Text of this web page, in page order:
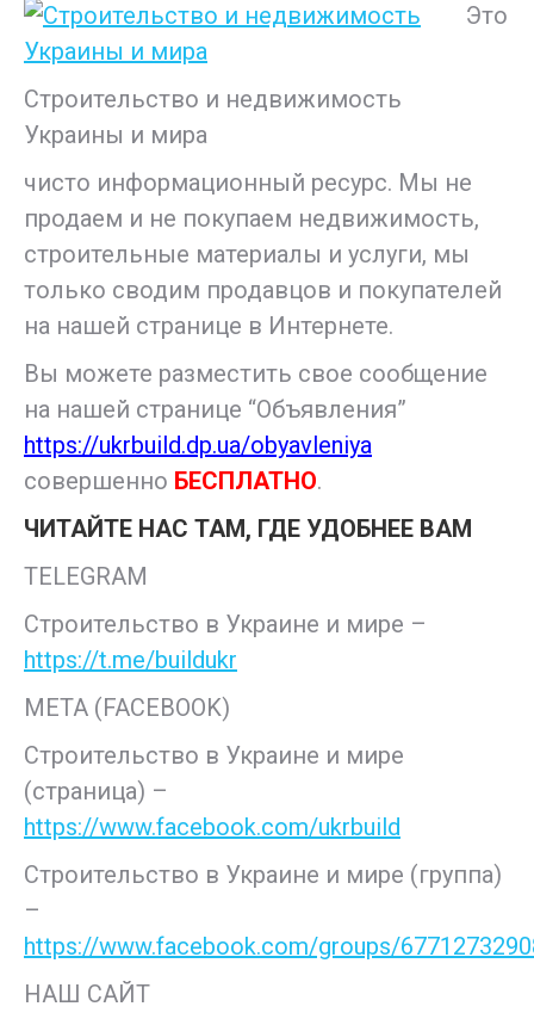
Строительство и недвижимость
Украины и мира
Это
чисто информационный ресурс. Мы не
продаем и не покупаем недвижимость,
строительные материалы и услуги, мы
только сводим продавцов и покупателей
на нашей странице в Интернете.
Вы можете разместить свое сообщение
на нашей странице “Объявления”
https://ukrbuild.dp.ua/obyavleniya
совершенно БЕСПЛАТНО.
ЧИТАЙТЕ НАС ТАМ, ГДЕ УДОБНЕЕ ВАМ
TELEGRAM
Строительство в Украине и мире –
https://t.me/buildukr
META (FACEBOOK)
Строительство в Украине и мире
(страница) –
https://www.facebook.com/ukrbuild
Строительство в Украине и мире (группа)
–
https://www.facebook.com/groups/
НАШ САЙТ